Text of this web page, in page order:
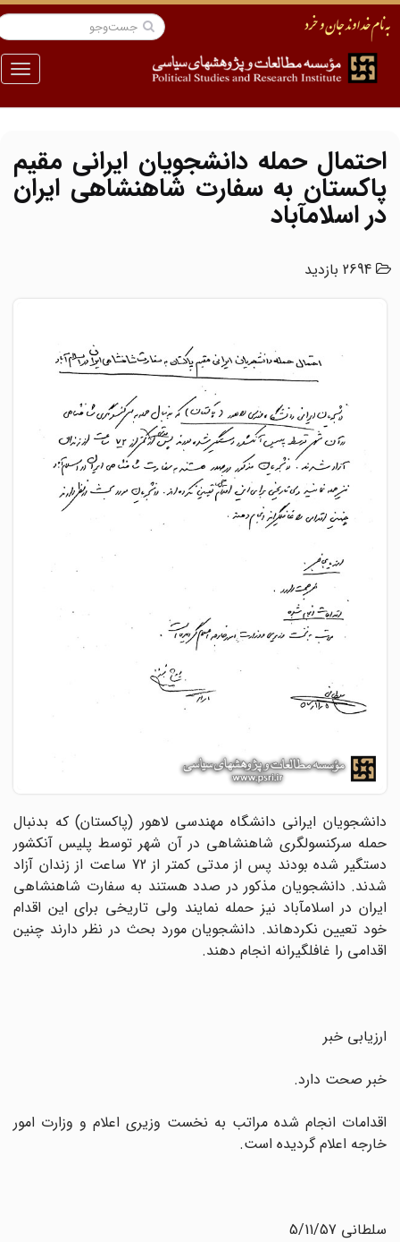
منو
احتمال حمله دانشجویان ایرانى مقیم
پاکستان به سفارت شاهنشاهى ایران
در اسلام‏آباد
2694 بازدید
دانشجویان ایرانى دانشگاه مهندسى لاهور (پاکستان) که بدنبال
حمله سرکنسولگرى شاهنشاهى در آن شهر توسط پلیس آنکشور
دستگیر شده بودند پس از مدتى کمتر از 72 ساعت از زندان آزاد
شدند. دانشجویان مذکور در صدد هستند به سفارت شاهنشاهى
ایران در اسلام‏آباد نیز حمله نمایند ولى تاریخى براى این اقدام
خود تعیین نکرده‏اند. دانشجویان مورد بحث در نظر دارند چنین
اقدامى را غافلگیرانه انجام دهند.
ارزیابى خبر
خبر صحت دارد.
اقدامات انجام شده مراتب به نخست وزیرى اعلام و وزارت امور
خارجه اعلام گردیده است.
سلطانى 5/11/57